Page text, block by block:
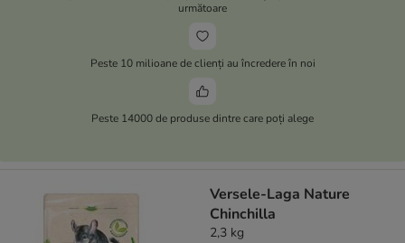
următoare
Peste 10 milioane de clienți au încredere în noi
Peste 14000 de produse dintre care poți alege
Versele-Laga Nature
Chinchilla
2,3 kg